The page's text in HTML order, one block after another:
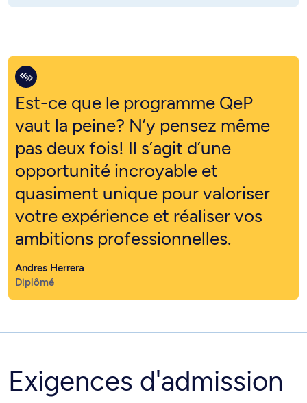
Est-ce que le programme QeP
vaut la peine? N’y pensez même
pas deux fois! Il s’agit d’une
opportunité incroyable et
quasiment unique pour valoriser
votre expérience et réaliser vos
ambitions professionnelles.
Andres Herrera
Diplômé
Exigences d'admission